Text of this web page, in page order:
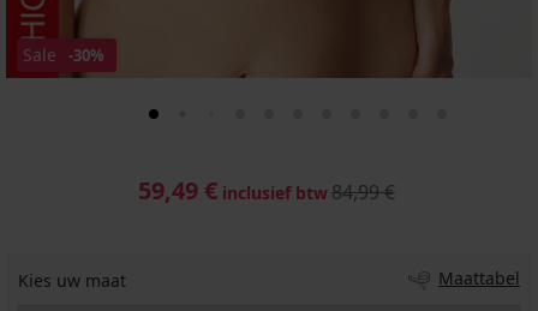
Sale -30%
59,49 € inclusief btw84,99 €
Kies uw maat Maattabel